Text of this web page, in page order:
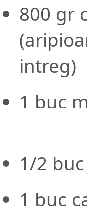
800 gr
intreg)
1 buc
1/2 buc
1 buc